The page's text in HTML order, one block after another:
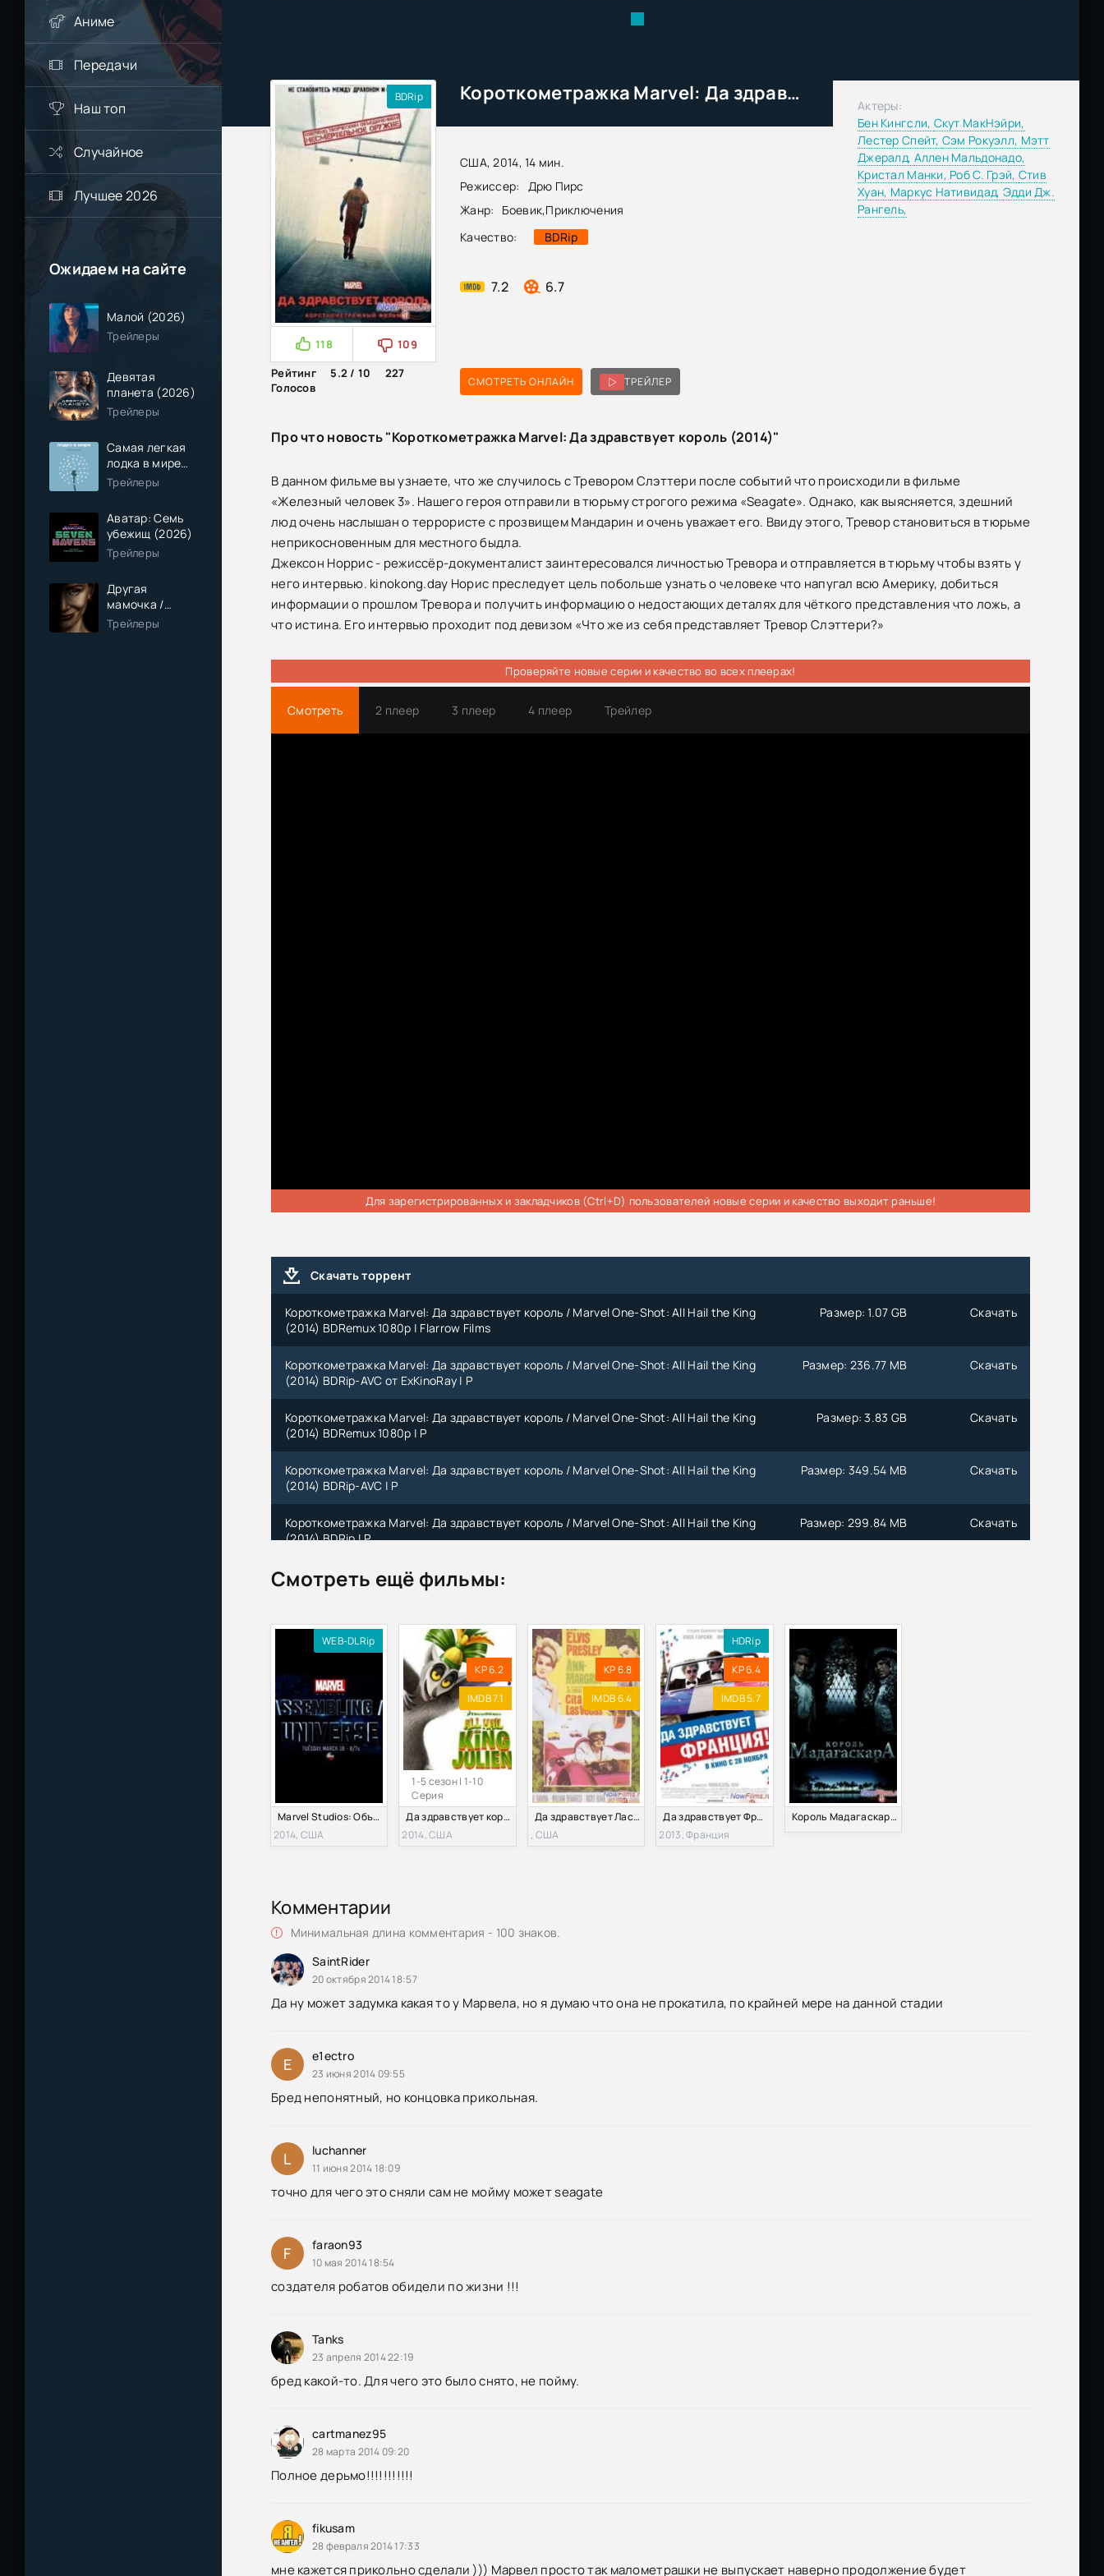
Аниме
Передачи
Наш топ
Случайное
Лучшее 2026
Ожидаем на сайте
Малой (2026)
Трейлеры
Девятая
планета (2026)
Трейлеры
Самая легкая
лодка в мире
(2026)
Трейлеры
Аватар: Семь
убежищ (2026)
Трейлеры
Другая
мамочка /
Чужая мама
(2026)
Трейлеры
Короткометражка Marvel: Да здравствует король (2014)
США, 2014, 14 мин.
Режиссер:
Дрю Пирс
Жанр:
Боевик,Приключения
Качество:
BDRip
7.2 6.7
BDRip
118
109
Рейтинг
5.2 / 10
227
Голосов
СМОТРЕТЬ ОНЛАЙН ТРЕЙЛЕР
Актеры:
Бен Кингсли, Скут МакНэйри,
Лестер Спейт, Сэм Рокуэлл, Мэтт
Джералд, Аллен Мальдонадо,
Кристал Манки, Роб С. Грэй, Стив
Хуан, Маркус Нативидад, Эдди Дж.
Рангель,
Про что новость "Короткометражка Marvel: Да здравствует король (2014)"
В данном фильме вы узнаете, что же случилось с Тревором Слэттери после событий что происходили в фильме
«Железный человек 3». Нашего героя отправили в тюрьму строгого режима «Seagate». Однако, как выясняется, здешний
люд очень наслышан о террористе с прозвищем Мандарин и очень уважает его. Ввиду этого, Тревор становиться в тюрьме
неприкосновенным для местного быдла.
Джексон Норрис - режиссёр-документалист заинтересовался личностью Тревора и отправляется в тюрьму чтобы взять у
него интервью. kinokong.day Норис преследует цель побольше узнать о человеке что напугал всю Америку, добиться
информации о прошлом Тревора и получить информацию о недостающих деталях для чёткого представления что ложь, а
что истина. Его интервью проходит под девизом «Что же из себя представляет Тревор Слэттери?»
Проверяйте новые серии и качество во всех плеерах!
Смотреть 2 плеер 3 плеер 4 плеер Трейлер
Для зарегистрированных и закладчиков (Ctrl+D) пользователей новые серии и качество выходит раньше!
Скачать торрент
Короткометражка Marvel: Да здравствует король / Marvel One-Shot: All Hail the King
(2014) BDRemux 1080p | Flarrow Films
Размер: 1.07 GB Скачать
Короткометражка Marvel: Да здравствует король / Marvel One-Shot: All Hail the King
(2014) BDRip-AVC от ExKinoRay | P
Размер: 236.77 MB Скачать
Короткометражка Marvel: Да здравствует король / Marvel One-Shot: All Hail the King
(2014) BDRemux 1080p | P
Размер: 3.83 GB Скачать
Короткометражка Marvel: Да здравствует король / Marvel One-Shot: All Hail the King
(2014) BDRip-AVC | P
Размер: 349.54 MB Скачать
Короткометражка Marvel: Да здравствует король / Marvel One-Shot: All Hail the King
(2014) BDRip | P
Размер: 299.84 MB Скачать
Короткометражка Marvel: Да здравствует король / Marvel One-Shot: All Hail the King
(2014) BDRemux [1080p]
Смотреть ещё фильмы:
WEB-DLRip
Marvel Studios: Объединяя вселенную (2014)
2014, США
1-5 сезон | 1-10
Серия
KP 6.2
IMDB 7.1
Да здравствует король Джулиан (2014) 1,2,3,4,5 сезон
2014, США
KP 6.8
IMDB 6.4
Да здравствует Лас-Вегас (1964)
, США
HDRip
KP 6.4
IMDB 5.7
Да здравствует Франция! (2013)
2013, Франция
Король Мадагаскара (2015)
Комментарии
Минимальная длина комментария - 100 знаков.
SaintRider
20 октября 2014 18:57
Да ну может задумка какая то у Марвела, но я думаю что она не прокатила, по крайней мере на данной стадии
E e1ectro
23 июня 2014 09:55
Бред непонятный, но концовка прикольная.
L luchanner
11 июня 2014 18:09
точно для чего это сняли сам не мойму может seagate
F faraon93
10 мая 2014 18:54
создателя робатов обидели по жизни !!!
Tanks
23 апреля 2014 22:19
бред какой-то. Для чего это было снято, не пойму.
cartmanez95
28 марта 2014 09:20
Полное дерьмо!!!!!!!!!!!
fikusam
28 февраля 2014 17:33
мне кажется прикольно сделали ))) Марвел просто так малометрашки не выпускает наверно продолжение будет